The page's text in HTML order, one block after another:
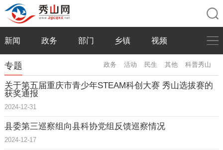
新闻 政务 部门 乡镇 视频
专题 政务 活动 民生 其他 科普秀山
关于第五届重庆市青少年STEAM科创大赛 秀山选拔赛的
获奖通报
2024-12-31
县委第三巡察组向县科协党组反馈巡察情况
2024-12-17